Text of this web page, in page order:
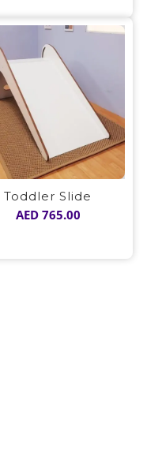
Toddler Slide
AED765.00